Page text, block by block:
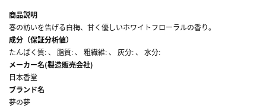
商品説明
春の訪いを告げる白梅、甘く優しいホワイトフローラルの香り。
成分（保証分析値）
たんぱく質: 、 脂質: 、 粗繊維: 、 灰分: 、 水分:
メーカー名(製造販売会社)
日本香堂
ブランド名
夢の夢